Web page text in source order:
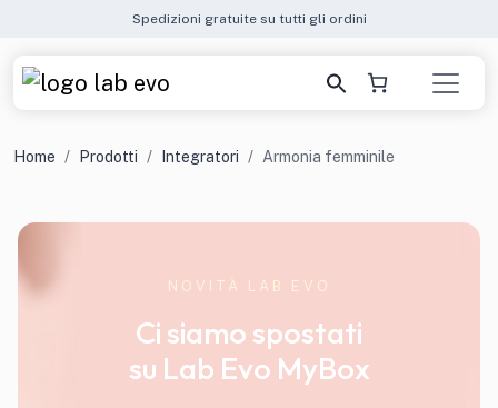
Spedizioni gratuite su tutti gli ordini
Home Prodotti Integratori Armonia femminile
NOVITÀ LAB EVO
Ci siamo spostati
su Lab Evo MyBox